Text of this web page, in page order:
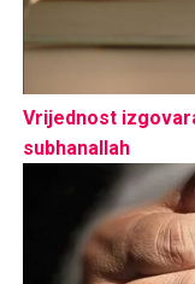
Vrijednost
subhanallah